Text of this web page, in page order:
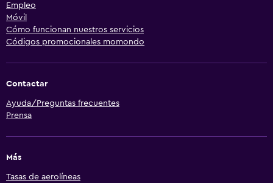
Empleo
Móvil
Cómo funcionan nuestros servicios
Códigos promocionales momondo
Contactar
Ayuda/Preguntas frecuentes
Prensa
Más
Tasas de aerolíneas